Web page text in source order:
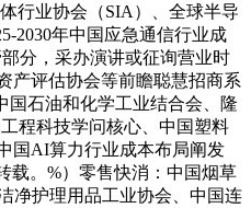
行业协会（SIA）、全球半导
2030年中国应急通信行业成
分，采办演讲或征询营业时
产评估协会等前瞻聪慧招商系
国石油和化学工业结合会、隆
程科技学问核心、中国塑料
国AI算力行业成本布局阐发
载。%）零售快消：中国烟草
净护理用品工业协会、中国连